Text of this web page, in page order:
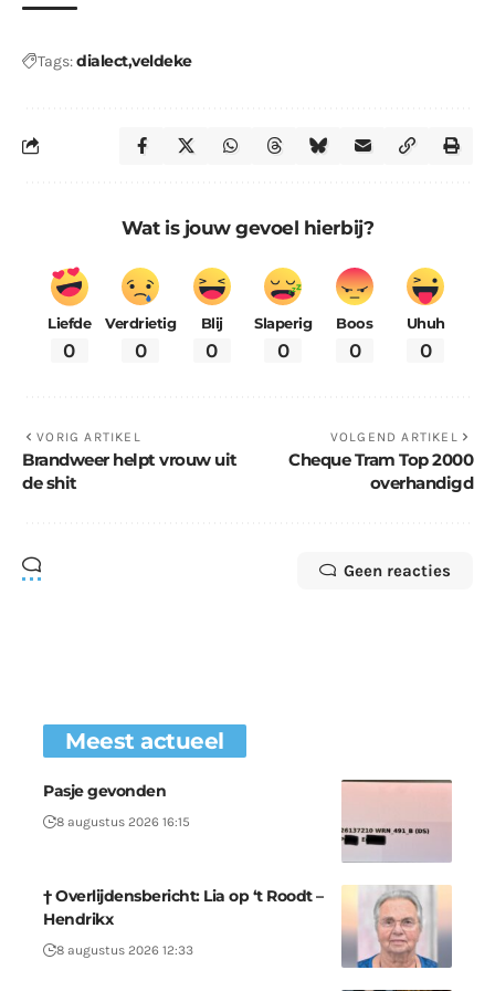
Tags:dialectveldeke
Wat is jouw gevoel hierbij?
Liefde
0
Verdrietig
0
Blij
0
Slaperig
0
Boos
0
Uhuh
0
VORIG ARTIKEL
Brandweer helpt vrouw uit
de shit
VOLGEND ARTIKEL
Cheque Tram Top 2000
overhandigd
Geen reacties
Meest actueel
Pasje gevonden
8 augustus 2026 16:15
† Overlijdensbericht: Lia op ‘t Roodt –
Hendrikx
8 augustus 2026 12:33